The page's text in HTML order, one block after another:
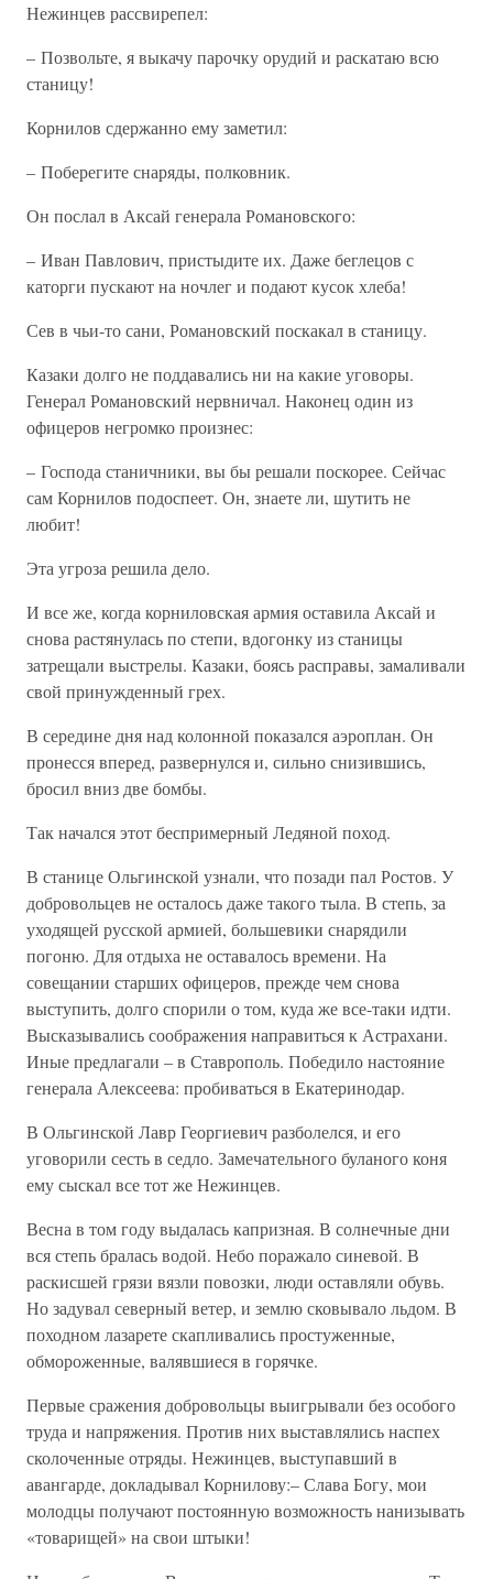
Нежинцев рассвирепел:
– Позвольте, я выкачу парочку орудий и раскатаю всю
станицу!
Корнилов сдержанно ему заметил:
– Поберегите снаряды, полковник.
Он послал в Аксай генерала Романовского:
– Иван Павлович, пристыдите их. Даже беглецов с
каторги пускают на ночлег и подают кусок хлеба!
Сев в чьи-то сани, Романовский поскакал в станицу.
Казаки долго не поддавались ни на какие уговоры.
Генерал Романовский нервничал. Наконец один из
офицеров негромко произнес:
– Господа станичники, вы бы решали поскорее. Сейчас
сам Корнилов подоспеет. Он, знаете ли, шутить не
любит!
Эта угроза решила дело.
И все же, когда корниловская армия оставила Аксай и
снова растянулась по степи, вдогонку из станицы
затрещали выстрелы. Казаки, боясь расправы, замаливали
свой принужденный грех.
В середине дня над колонной показался аэроплан. Он
пронесся вперед, развернулся и, сильно снизившись,
бросил вниз две бомбы.
Так начался этот беспримерный Ледяной поход.
В станице Ольгинской узнали, что позади пал Ростов. У
добровольцев не осталось даже такого тыла. В степь, за
уходящей русской армией, большевики снарядили
погоню. Для отдыха не оставалось времени. На
совещании старших офицеров, прежде чем снова
выступить, долго спорили о том, куда же все-таки идти.
Высказывались соображения направиться к Астрахани.
Иные предлагали – в Ставрополь. Победило настояние
генерала Алексеева: пробиваться в Екатеринодар.
В Ольгинской Лавр Георгиевич разболелся, и его
уговорили сесть в седло. Замечательного буланого коня
ему сыскал все тот же Нежинцев.
Весна в том году выдалась капризная. В солнечные дни
вся степь бралась водой. Небо поражало синевой. В
раскисшей грязи вязли повозки, люди оставляли обувь.
Но задувал северный ветер, и землю сковывало льдом. В
походном лазарете скапливались простуженные,
обмороженные, валявшиеся в горячке.
Первые сражения добровольцы выигрывали без особого
труда и напряжения. Против них выставлялись наспех
сколоченные отряды. Нежинцев, выступавший в
авангарде, докладывал Корнилову:– Слава Богу, мои
молодцы получают постоянную возможность нанизывать
«товарищей» на свои штыки!